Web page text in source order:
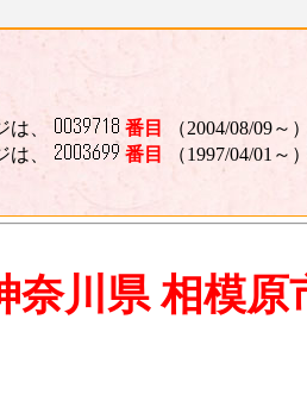
は、 番目
（2004/08/09
、
番目 （1997/04/01～
奈川県 相模